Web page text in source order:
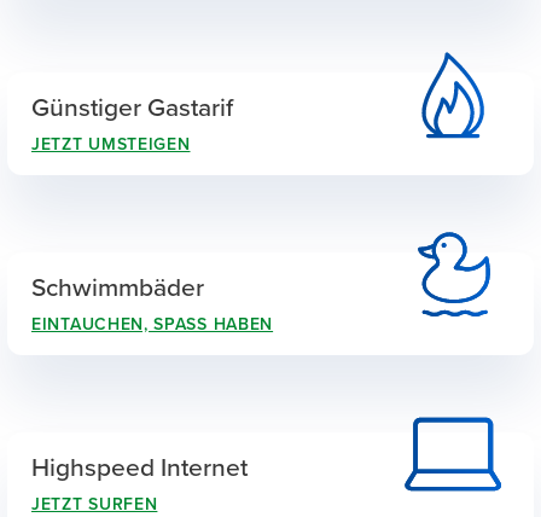
Günstiger Gastarif
JETZT UMSTEIGEN
Schwimmbäder
EINTAUCHEN, SPASS HABEN
Highspeed Internet
JETZT SURFEN